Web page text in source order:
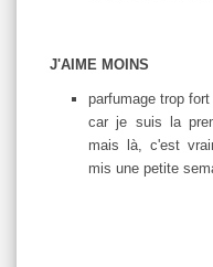
J'AIME MOINS
parfumage trop
car je suis la
mais là, c'est
mis une petite